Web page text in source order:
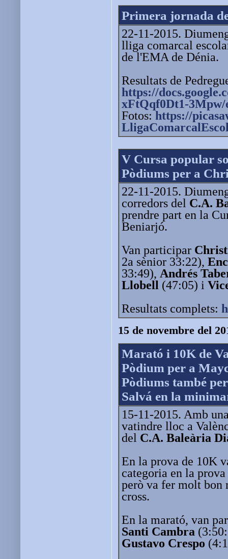
Primera jornada
22-11-2015.
lliga comarcal
de l'EMA de Dénia.
Resultats de
https://
xFtQqf0Dt1-3Mpw/
Fotos: https://
V Cursa popular
Pòdiums per a
22-11-2015.
corredors del C.A.
prendre part en la
Beniarjó.
Van participar
2a sènior 33:22),
33:49), Andrés
Llobell (47:05) i
Resultats complets:
15 de novembre del
Marató i 10K de
Pòdium per a
Pòdiums també
Salvá en la
15-11-2015. Amb
vatindre lloc a
del C.A. Baleària
En la prova de 10K
categoria en la
però va fer molt bon
cross.
En la marató, van
Santi Cambra
Gustavo Crespo